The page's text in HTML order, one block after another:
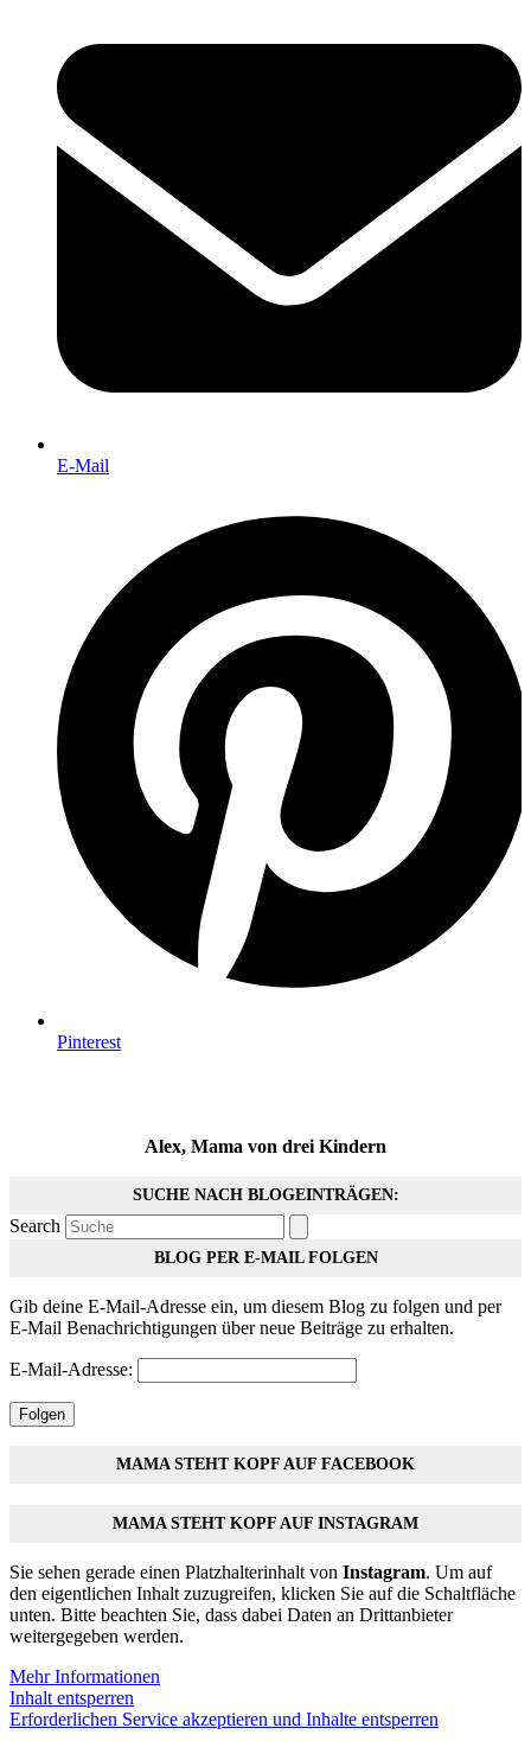
E-Mail
Pinterest
Alex, Mama von drei Kindern
SUCHE NACH BLOGEINTRÄGEN:
Search
BLOG PER E-MAIL FOLGEN
Gib deine E-Mail-Adresse ein, um diesem Blog zu folgen und per
E-Mail Benachrichtigungen über neue Beiträge zu erhalten.
E-Mail-Adresse:
Folgen
MAMA STEHT KOPF AUF FACEBOOK
MAMA STEHT KOPF AUF INSTAGRAM
Sie sehen gerade einen Platzhalterinhalt von Instagram. Um auf
den eigentlichen Inhalt zuzugreifen, klicken Sie auf die Schaltfläche
unten. Bitte beachten Sie, dass dabei Daten an Drittanbieter
weitergegeben werden.
Mehr Informationen
Inhalt entsperren
Erforderlichen Service akzeptieren und Inhalte entsperren